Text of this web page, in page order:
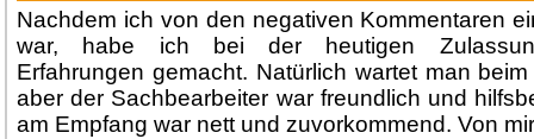
Nachdem ich von den negativen Kommentaren
war, habe ich bei der heutigen
Erfahrungen gemacht. Natürlich wartet man
aber der Sachbearbeiter war freundlich und
am Empfang war nett und zuvorkommend. Von